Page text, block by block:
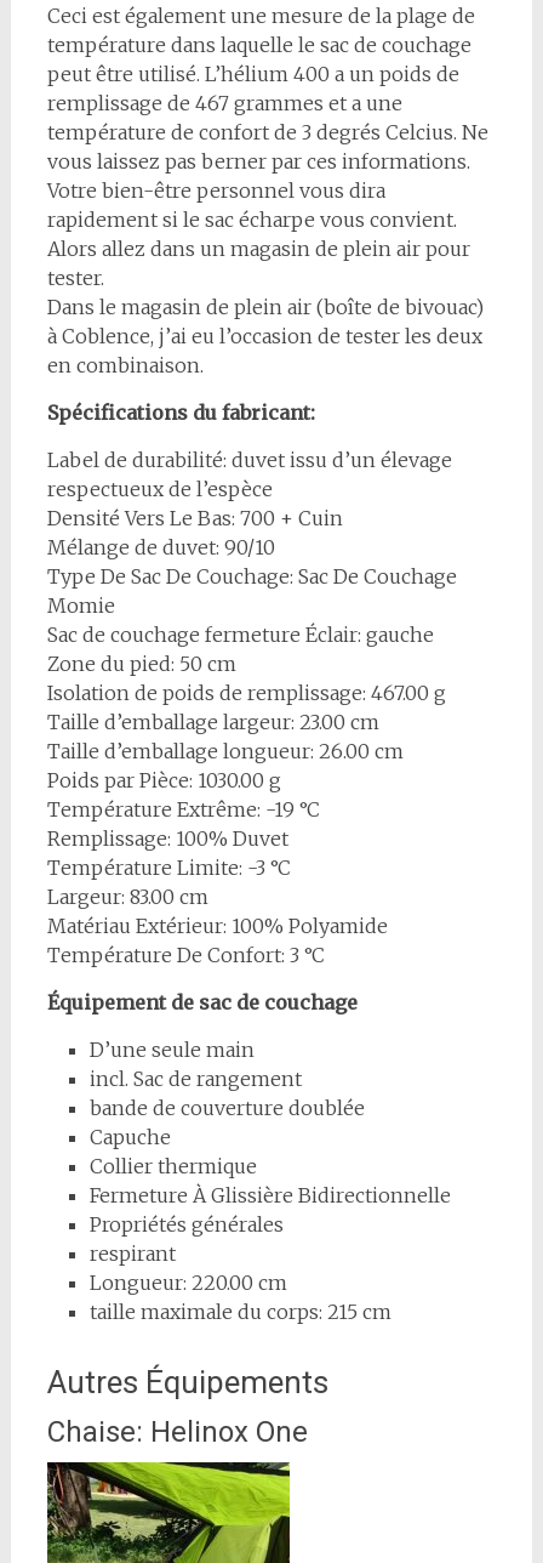
Ceci est également une mesure de la plage de
température dans laquelle le sac de couchage
peut être utilisé. L’hélium 400 a un poids de
remplissage de 467 grammes et a une
température de confort de 3 degrés Celcius. Ne
vous laissez pas berner par ces informations.
Votre bien-être personnel vous dira
rapidement si le sac écharpe vous convient.
Alors allez dans un magasin de plein air pour
tester.
Dans le magasin de plein air (boîte de bivouac)
à Coblence, j’ai eu l’occasion de tester les deux
en combinaison.
Spécifications du fabricant:
Label de durabilité: duvet issu d’un élevage
respectueux de l’espèce
Densité Vers Le Bas: 700 + Cuin
Mélange de duvet: 90/10
Type De Sac De Couchage: Sac De Couchage
Momie
Sac de couchage fermeture Éclair: gauche
Zone du pied: 50 cm
Isolation de poids de remplissage: 467.00 g
Taille d’emballage largeur: 23.00 cm
Taille d’emballage longueur: 26.00 cm
Poids par Pièce: 1030.00 g
Température Extrême: -19 °C
Remplissage: 100% Duvet
Température Limite: -3 °C
Largeur: 83.00 cm
Matériau Extérieur: 100% Polyamide
Température De Confort: 3 °C
Équipement de sac de couchage
D’une seule main
incl. Sac de rangement
bande de couverture doublée
Capuche
Collier thermique
Fermeture À Glissière Bidirectionnelle
Propriétés générales
respirant
Longueur: 220.00 cm
taille maximale du corps: 215 cm
Autres Équipements
Chaise: Helinox One